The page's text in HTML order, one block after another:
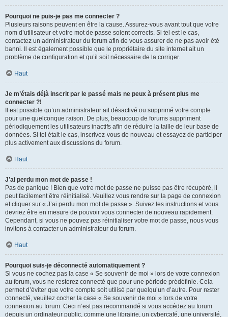
Pourquoi ne puis-je pas me connecter ?
Plusieurs raisons peuvent en être la cause. Assurez-vous avant tout que votre
nom d’utilisateur et votre mot de passe soient corrects. Si tel est le cas,
contactez un administrateur du forum afin de vous assurer de ne pas avoir été
banni. Il est également possible que le propriétaire du site internet ait un
problème de configuration et qu’il soit nécessaire de la corriger.
Haut
Je m’étais déjà inscrit par le passé mais ne peux à présent plus me
connecter ?!
Il est possible qu’un administrateur ait désactivé ou supprimé votre compte
pour une quelconque raison. De plus, beaucoup de forums suppriment
périodiquement les utilisateurs inactifs afin de réduire la taille de leur base de
données. Si tel était le cas, inscrivez-vous de nouveau et essayez de participer
plus activement aux discussions du forum.
Haut
J’ai perdu mon mot de passe !
Pas de panique ! Bien que votre mot de passe ne puisse pas être récupéré, il
peut facilement être réinitialisé. Veuillez vous rendre sur la page de connexion
et cliquer sur « J’ai perdu mon mot de passe ». Suivez les instructions et vous
devriez être en mesure de pouvoir vous connecter de nouveau rapidement.
Cependant, si vous ne pouvez pas réinitialiser votre mot de passe, nous vous
invitons à contacter un administrateur du forum.
Haut
Pourquoi suis-je déconnecté automatiquement ?
Si vous ne cochez pas la case « Se souvenir de moi » lors de votre connexion
au forum, vous ne resterez connecté que pour une période prédéfinie. Cela
permet d’éviter que votre compte soit utilisé par quelqu’un d’autre. Pour rester
connecté, veuillez cocher la case « Se souvenir de moi » lors de votre
connexion au forum. Ceci n’est pas recommandé si vous accédez au forum
depuis un ordinateur public, comme une librairie, un cybercafé, une université,